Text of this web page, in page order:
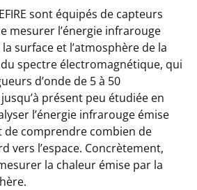
sont équipés de capteurs
mesurer l’énergie infrarouge
surface et l’atmosphère de la
spectre électromagnétique, qui
d’onde de 5 à 50
présent peu étudiée en
l’énergie infrarouge émise
de comprendre combien de
vers l’espace. Concrètement,
la chaleur émise par la